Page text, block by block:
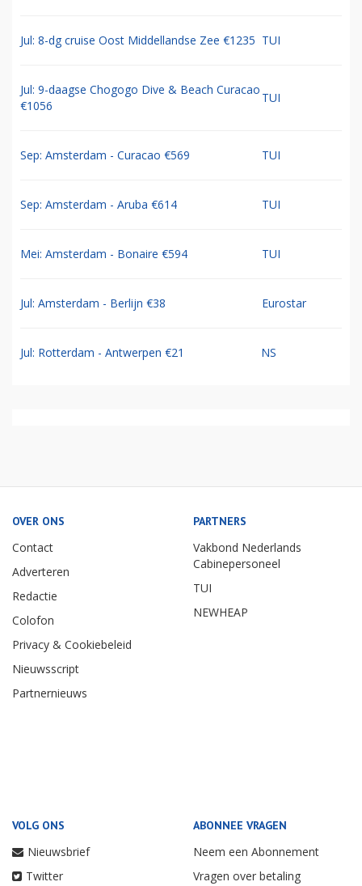
Jul: 8-dg cruise Oost Middellandse Zee €1235 TUI
Jul: 9-daagse Chogogo Dive & Beach Curacao
€1056
TUI
Sep: Amsterdam - Curacao €569 TUI
Sep: Amsterdam - Aruba €614 TUI
Mei: Amsterdam - Bonaire €594 TUI
Jul: Amsterdam - Berlijn €38 Eurostar
Jul: Rotterdam - Antwerpen €21 NS
OVER ONS
Contact
Adverteren
Redactie
Colofon
Privacy & Cookiebeleid
Nieuwsscript
Partnernieuws
PARTNERS
Vakbond Nederlands
Cabinepersoneel
TUI
NEWHEAP
VOLG ONS
Nieuwsbrief
Twitter
ABONNEE VRAGEN
Neem een Abonnement
Vragen over betaling